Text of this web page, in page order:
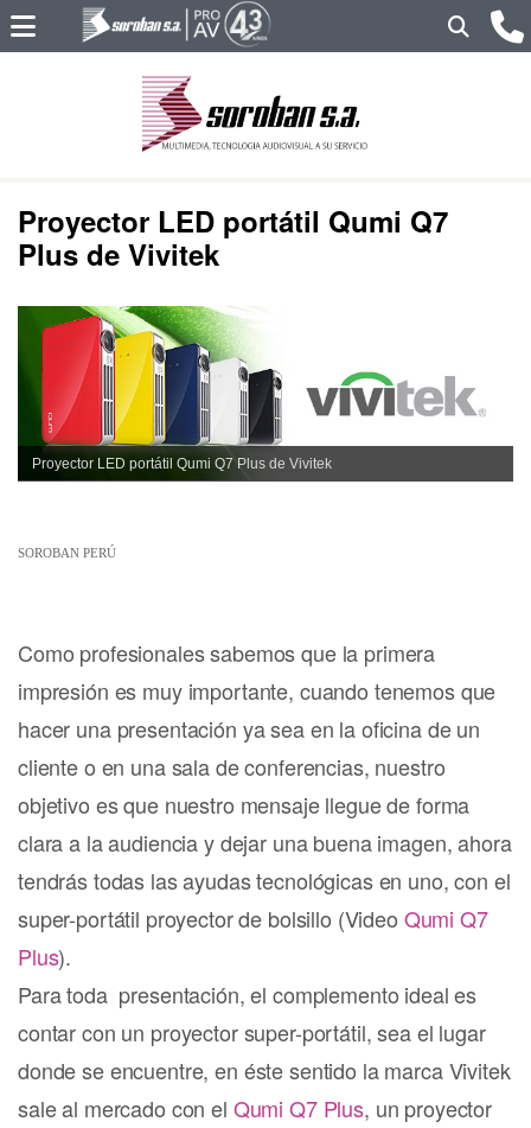
Proyector LED portátil Qumi Q7
Plus de Vivitek
Proyector LED portátil Qumi Q7 Plus de Vivitek
SOROBAN PERÚ
Como profesionales sabemos que la primera
impresión es muy importante, cuando tenemos que
hacer una presentación ya sea en la oficina de un
cliente o en una sala de conferencias, nuestro
objetivo es que nuestro mensaje llegue de forma
clara a la audiencia y dejar una buena imagen, ahora
tendrás todas las ayudas tecnológicas en uno, con el
super-portátil proyector de bolsillo (Video Qumi Q7
Plus).
Para toda presentación, el complemento ideal es
contar con un proyector super-portátil, sea el lugar
donde se encuentre, en éste sentido la marca Vivitek
sale al mercado con el Qumi Q7 Plus, un proyector